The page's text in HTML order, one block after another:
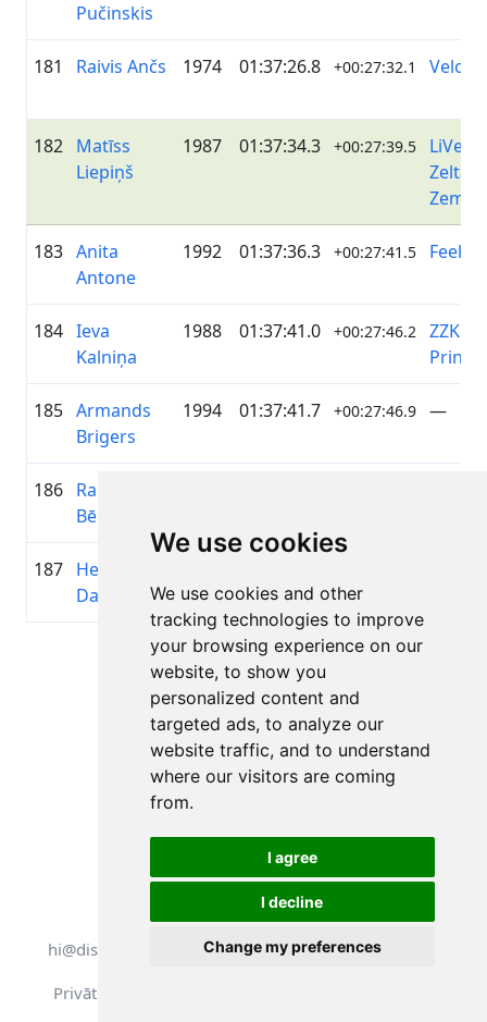
We use cookies
We use cookies and other
tracking technologies to improve
your browsing experience on our
website, to show you
personalized content and
targeted ads, to analyze our
website traffic, and to understand
where our visitors are coming
from.
I agree
I decline
Change my preferences
Pučinskis
181 Raivis Ančs 1974 01:37:26.8 +00:27:32.1
182 Matīss
Liepiņš
1987 01:37:34.3 +00:27:39.5
LiVelo
Zelta
Zeme
183 Anita
Antone
1992 01:37:36.3 +00:27:41.5
184 Ieva
Kalniņa
1988 01:37:41.0 +00:27:46.2
ZZK AP
Print
185 Armands
Brigers
1994 01:37:41.7 +00:27:46.9 —
186 Raitis
Bēmers
187 Henrihs
Damroze
Lapa 1 no 1
Kopā 11 Rezultāti
Atpakaļ uz rezultātiem
Visas tiesības aizsargātas. DistantRace
hi@distantrace.com
+371 25425987
Privātuma politika